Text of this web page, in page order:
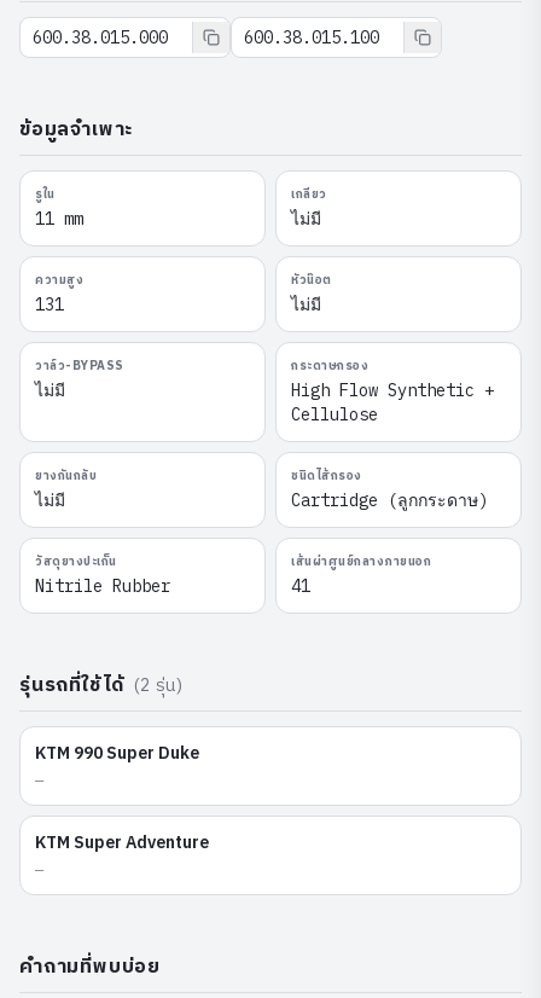
600.38.015.000 600.38.015.100
ข้อมูลจำเพาะ
รูใน
11 mm
เกลียว
ไม่มี
ความสูง
131
หัวน๊อต
ไม่มี
วาล์ว-BYPASS
ไม่มี
กระดาษกรอง
High Flow Synthetic +
Cellulose
ยางกันกลับ
ไม่มี
ชนิดไส้กรอง
Cartridge (ลูกกระดาษ)
วัสดุยางปะเก็น
Nitrile Rubber
เส้นผ่าศูนย์กลางภายนอก
41
รุ่นรถที่ใช้ได้ (2 รุ่น)
KTM 990 Super Duke
—
KTM Super Adventure
—
คำถามที่พบบ่อย